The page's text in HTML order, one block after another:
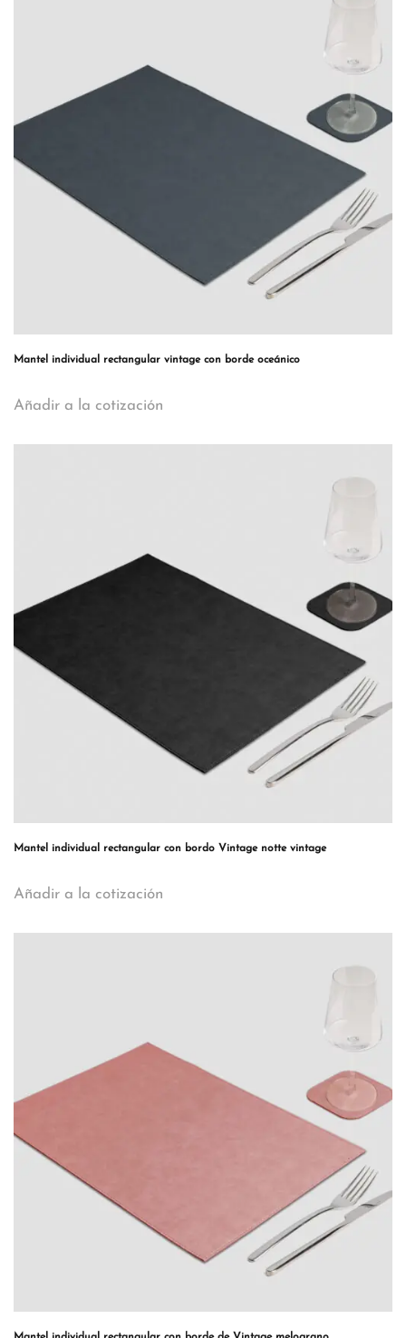
Mantel individual rectangular vintage con borde oceánico
Añadir a la cotización
Mantel individual rectangular con bordo Vintage notte vintage
Añadir a la cotización